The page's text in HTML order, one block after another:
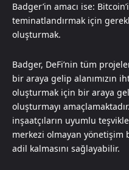
Badger’in amacı ise:
teminatlandırmak için
oluşturmak.
Badger, DeFi’nin tüm
bir araya gelip alanımızın
oluşturmak için bir araya
oluşturmayı
inşaatçıların uyumlu
merkezi olmayan
adil kalmasını sağlayabilir.